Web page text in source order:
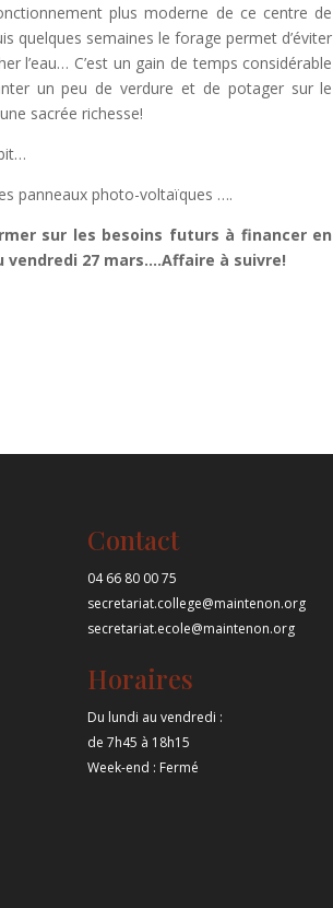
plus moderne de ce centre de
quelques semaines le forage permet d’éviter
l’eau… C’est un gain de temps considérable
un peu de verdure et de potager sur le
sacrée richesse!
panneaux photo-voltaïques ….
sur les besoins futurs à financer en
27 mars….Affaire à suivre!
Contact
04 66 80 00 75
secretariat.college@maintenon.org
secretariat.ecole@maintenon.org
Horaires
Du lundi au vendredi :
de 7h45 à 18h15
Week-end : Fermé